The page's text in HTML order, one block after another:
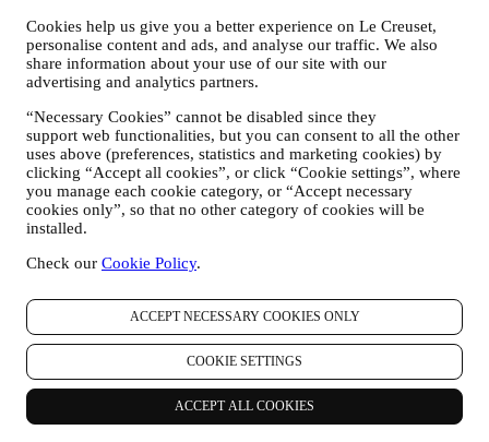
Cookies help us give you a better experience on Le Creuset,
personalise content and ads, and analyse our traffic. We also
share information about your use of our site with our
advertising and analytics partners.
“Necessary Cookies” cannot be disabled since they
support web functionalities, but you can consent to all the other
uses above (preferences, statistics and marketing cookies) by
clicking “Accept all cookies”, or click “Cookie settings”, where
you manage each cookie category, or “Accept necessary
cookies only”, so that no other category of cookies will be
installed.
Check our Cookie Policy.
ACCEPT NECESSARY COOKIES ONLY
COOKIE SETTINGS
ACCEPT ALL COOKIES
kommer inte att ha några andra effekter. Vi samlar också in
statistik om e-postöppning och klick med hjälp av branschens
standardtekniker för att kunna övervaka våra nyhetsbrev.
Denna behandling baseras på ditt samtycke till att få personlig
de punkter där personlig information samlas in genom att välja
lämplig kryssruta. Avanmälan: Du kan närsomhelst avstå från
att ta emot våra uppdateringar, kostnadsfritt, genom att klicka
på unsubscribe-knappen i något av våra nyhetsbrev. Det går
också bra att kontakta oss påprivacy@lecreuset.comom du
föredrar det. Vi kommer att behandla din avanmälan så fort
några meddelanden innan avanmälningsprocessen är helt
kontaktuppgifter eller några andra personuppgifter till andra
företag för deras marknadsföringsändamål.
RE-TARGETING / ANPASSADE ERBJUDANDEN OCH
EN FÖRBÄTTRAD KUNDUPPLEVELSE
Vi skulle vilja använda dina uppgifter för att kunna anpassa
våra tjänster och erbjudanden efter dina behov och intressen
och på så sätt ge dig en mer personlig kundupplevelse hos Le